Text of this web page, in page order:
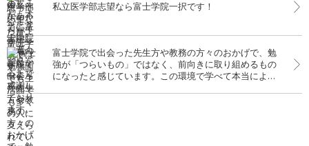
私立医学部志望なら富士学院一択です！
富士学院で出会った先生方や教務の方々のおかげで、勉
強が「つらいもの」ではなく、前向きに取り組めるもの
になったと感じています。この環境で学べて本当によか